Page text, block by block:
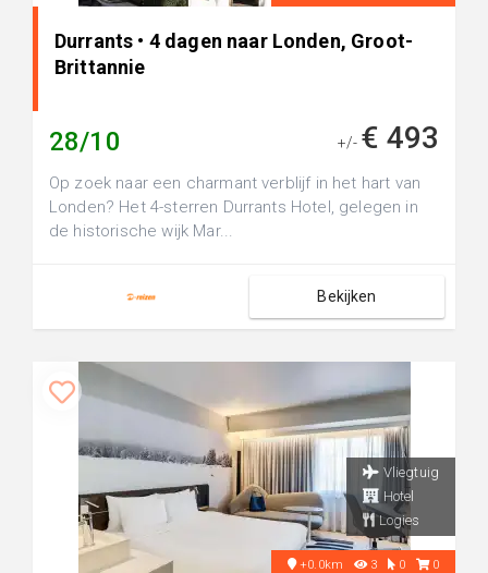
Durrants • 4 dagen naar Londen, Groot-
Brittannie
28/10 +/- € 493
Op zoek naar een charmant verblijf in het hart van
Londen? Het 4-sterren Durrants Hotel, gelegen in
de historische wijk Mar...
Bekijken
Vliegtuig
Hotel
Logies
+0.0km 3 0 0